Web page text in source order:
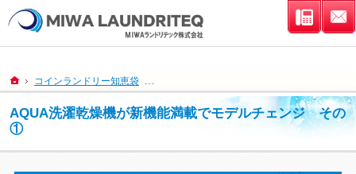
AQUA洗濯乾燥機が新機能満載でモデルチェンジ その
①
連絡先
ホーム
コインランドリー知恵袋